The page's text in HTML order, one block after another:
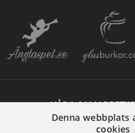
VÅRA
Denna webbplats
cookies